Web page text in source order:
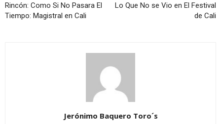
Rincón: Como Si No Pasara El
Tiempo: Magistral en Cali
Lo Que No se Vio en El Festival
de Cali
Jerónimo Baquero Toro´s